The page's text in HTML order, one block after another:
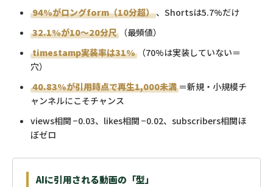
94%がロングform（10分超） 、Shortsは5.7%だけ
32.1%が10〜20分尺 （最頻値）
timestamp実装率は31% （70%は実装していない＝
穴）
40.83%が引用時点で再生1,000未満 ＝新規・小規模チ
ャンネルにこそチャンス
views相関 −0.03、likes相関 −0.02、subscribers相関ほ
ぼゼロ
AIに引用される動画の「型」